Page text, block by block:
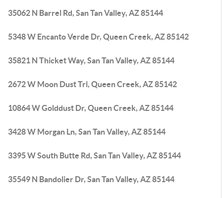
35062 N Barrel Rd, San Tan Valley, AZ 85144
5348 W Encanto Verde Dr, Queen Creek, AZ 85142
35821 N Thicket Way, San Tan Valley, AZ 85144
2672 W Moon Dust Trl, Queen Creek, AZ 85142
10864 W Golddust Dr, Queen Creek, AZ 85144
3428 W Morgan Ln, San Tan Valley, AZ 85144
3395 W South Butte Rd, San Tan Valley, AZ 85144
35549 N Bandolier Dr, San Tan Valley, AZ 85144